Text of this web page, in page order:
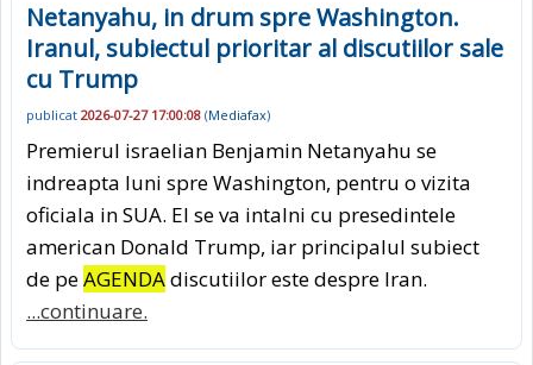
Netanyahu, in drum spre Washington.
Iranul, subiectul prioritar al discutiilor sale
cu Trump
publicat 2026-07-27 17:00:08 (Mediafax)
Premierul israelian Benjamin Netanyahu se
indreapta luni spre Washington, pentru o vizita
oficiala in SUA. El se va intalni cu presedintele
american Donald Trump, iar principalul subiect
de peAGENDAdiscutiilor este despre Iran.
...continuare.